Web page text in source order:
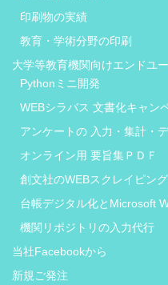
印刷物の実績
教育・学術分野の印刷
大学等教育機関向けエンドユ
Pythonミニ開発
WEBシラバス 文書化キャン
アンケートの 入力・集計・
オンライン用 要旨集ＰＤＦ
創文社のWEBスクレイピング
台帳デジタル化とMicrosoft
機関リポジトリの入力代行
当社Facebookから
新規ご発注